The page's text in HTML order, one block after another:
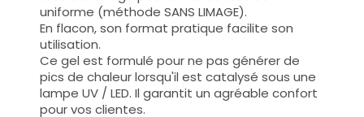
uniforme (méthode SANS LIMAGE).
En flacon, son format pratique facilite son
utilisation.
Ce gel est formulé pour ne pas générer de
pics de chaleur lorsqu'il est catalysé sous une
lampe UV / LED. Il garantit un agréable confort
pour vos clientes.